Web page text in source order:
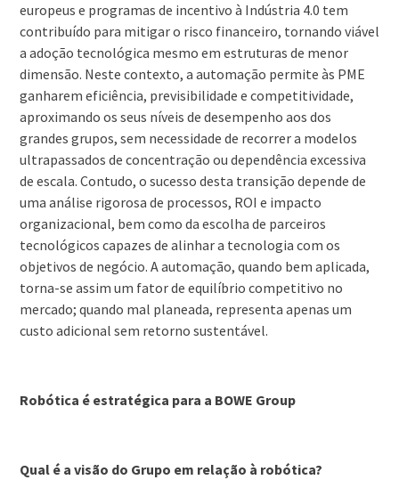
europeus e programas de incentivo à Indústria 4.0 tem
contribuído para mitigar o risco financeiro, tornando viável
a adoção tecnológica mesmo em estruturas de menor
dimensão. Neste contexto, a automação permite às PME
ganharem eficiência, previsibilidade e competitividade,
aproximando os seus níveis de desempenho aos dos
grandes grupos, sem necessidade de recorrer a modelos
ultrapassados de concentração ou dependência excessiva
de escala. Contudo, o sucesso desta transição depende de
uma análise rigorosa de processos, ROI e impacto
organizacional, bem como da escolha de parceiros
tecnológicos capazes de alinhar a tecnologia com os
objetivos de negócio. A automação, quando bem aplicada,
torna-se assim um fator de equilíbrio competitivo no
mercado; quando mal planeada, representa apenas um
custo adicional sem retorno sustentável.
Robótica é estratégica para a BOWE Group
Qual é a visão do Grupo em relação à robótica?